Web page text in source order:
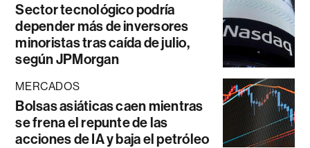
Sector tecnológico podría
depender más de inversores
minoristas tras caída de julio,
según JPMorgan
MERCADOS
Bolsas asiáticas caen mientras
se frena el repunte de las
acciones de IA y baja el petróleo